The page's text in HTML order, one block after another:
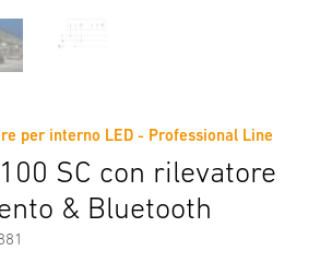
per interno LED - Professional Line
SC con rilevatore
& Bluetooth